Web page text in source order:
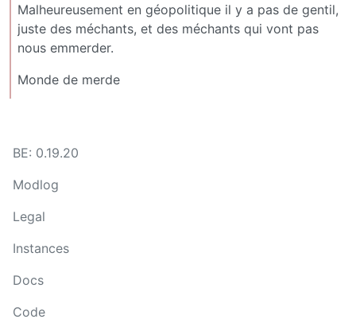
Malheureusement en géopolitique il y a pas de gentil,
juste des méchants, et des méchants qui vont pas
nous emmerder.
Monde de merde
BE: 0.19.20
Modlog
Legal
Instances
Docs
Code